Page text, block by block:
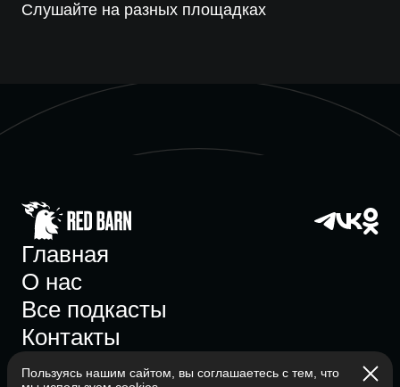
Слушайте на разных площадках
Главная
О нас
Все подкасты
Контакты
Пользуясь нашим сайтом, вы соглашаетесь с тем, что